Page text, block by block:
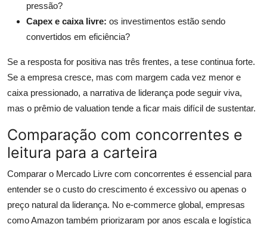
pressão?
Capex e caixa livre: os investimentos estão sendo
convertidos em eficiência?
Se a resposta for positiva nas três frentes, a tese continua forte.
Se a empresa cresce, mas com margem cada vez menor e
caixa pressionado, a narrativa de liderança pode seguir viva,
mas o prêmio de valuation tende a ficar mais difícil de sustentar.
Comparação com concorrentes e
leitura para a carteira
Comparar o Mercado Livre com concorrentes é essencial para
entender se o custo do crescimento é excessivo ou apenas o
preço natural da liderança. No e-commerce global, empresas
como Amazon também priorizaram por anos escala e logística